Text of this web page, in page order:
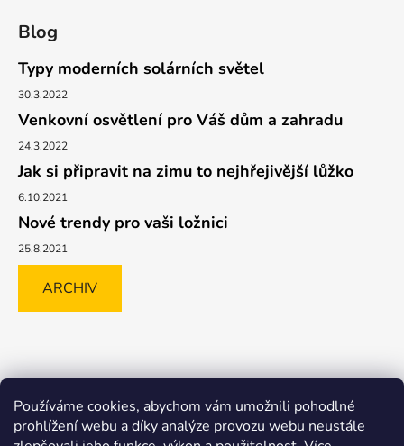
Používáme cookies, abychom vám umožnili pohodlné
prohlížení webu a díky analýze provozu webu neustále
Blog
Typy moderních solárních světel
30.3.2022
Venkovní osvětlení pro Váš dům a zahradu
24.3.2022
Jak si připravit na zimu to nejhřejivější lůžko
6.10.2021
Nové trendy pro vaši ložnici
25.8.2021
ARCHIV
MALL.CZ